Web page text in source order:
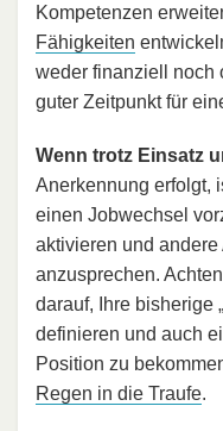
Kompetenzen
Fähigkeiten
weder finanziell noch
guter Zeitpunkt für
Wenn trotz Einsatz
Anerkennung erfolgt,
einen Jobwechsel
aktivieren und
anzusprechen.
darauf, Ihre bisherige
definieren und auch
Position zu
Regen in die Traufe.